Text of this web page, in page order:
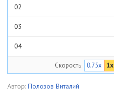
02
03
04
06
Скорость 0.75x 1x
Автор: Полозов Виталий